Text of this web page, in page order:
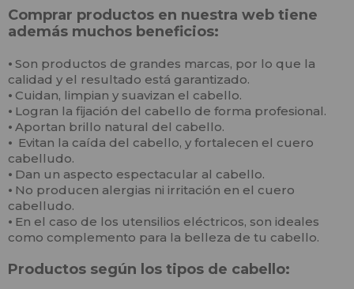
Comprar productos en nuestra web tiene
además muchos beneficios:
⦁ Son productos de grandes marcas, por lo que la
calidad y el resultado está garantizado.
⦁ Cuidan, limpian y suavizan el cabello.
⦁ Logran la fijación del cabello de forma profesional.
⦁ Aportan brillo natural del cabello.
⦁ Evitan la caída del cabello, y fortalecen el cuero
cabelludo.
⦁ Dan un aspecto espectacular al cabello.
⦁ No producen alergias ni irritación en el cuero
cabelludo.
⦁ En el caso de los utensilios eléctricos, son ideales
como complemento para la belleza de tu cabello.
Productos según los tipos de cabello: